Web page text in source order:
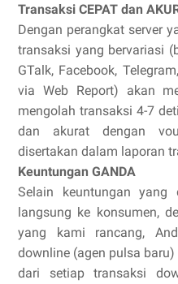
Transaksi CEPAT dan
Dengan perangkat server
transaksi yang bervariasi
GTalk, Facebook,
via Web Report) akan
mengolah transaksi 4-7
dan akurat dengan
disertakan dalam laporan
Keuntungan GANDA
Selain keuntungan
langsung ke konsumen,
yang kami rancang,
downline (agen pulsa
dari setiap transaksi